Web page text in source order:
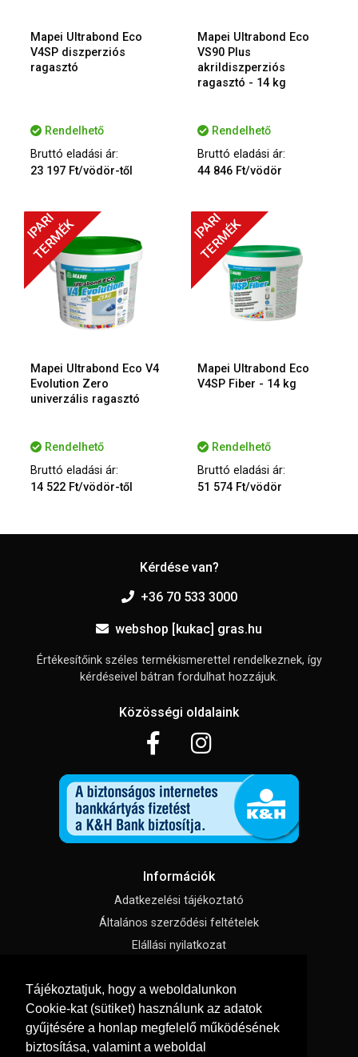
Tájékoztatjuk, hogy a weboldalunkon
Cookie-kat (sütiket) használunk az adatok
gyűjtésére a honlap megfelelő működésének
biztosítása, valamint a weboldal
Mapei Ultrabond Eco
V4SP diszperziós
ragasztó
Rendelhető
Bruttó eladási ár:
23 197 Ft/vödör-től
Mapei Ultrabond Eco
VS90 Plus
akrildiszperziós
ragasztó - 14 kg
Rendelhető
Bruttó eladási ár:
44 846 Ft/vödör
IPARI
TERMÉK
Mapei Ultrabond Eco V4
Evolution Zero
univerzális ragasztó
Rendelhető
Bruttó eladási ár:
14 522 Ft/vödör-től
IPARI
TERMÉK
Mapei Ultrabond Eco
V4SP Fiber - 14 kg
Rendelhető
Bruttó eladási ár:
51 574 Ft/vödör
Kérdése van?
+36 70 533 3000
webshop [kukac] gras.hu
Értékesítőink széles termékismerettel rendelkeznek, így
kérdéseivel bátran fordulhat hozzájuk.
Közösségi oldalaink
Információk
Adatkezelési tájékoztató
Általános szerződési feltételek
Elállási nyilatkozat
Süti beállítások
Menü